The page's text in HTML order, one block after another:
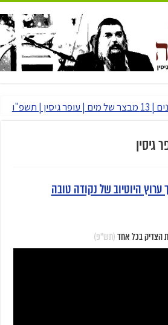
| תשפ"ו
גיסין
ערוץ היוטיוב של נקודה טובה
הצדיק בכל אחד(תש"פ)